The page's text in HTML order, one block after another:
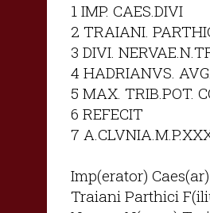
1 IMP. CAES.DIVI
2 TRAIANI.
3 DIVI.
4 HADRIANVS.
5 MAX. TRIB.POT.
6 REFECIT
7
Imp(erator)
Traiani Parthici